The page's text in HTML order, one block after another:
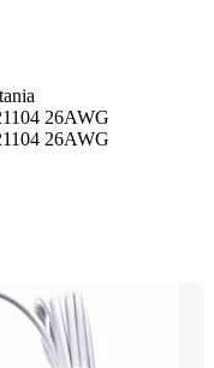
26AWG
26AWG